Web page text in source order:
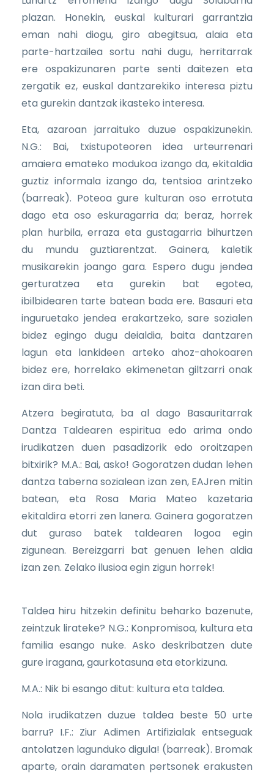
plazan. Honekin, euskal kulturari garrantzia
eman nahi diogu, giro abegitsua, alaia eta
parte-hartzailea sortu nahi dugu, herritarrak
ere ospakizunaren parte senti daitezen eta
zergatik ez, euskal dantzarekiko interesa piztu
eta gurekin dantzak ikasteko interesa.
Eta, azaroan jarraituko duzue ospakizunekin.
N.G.: Bai, txistupoteoren idea urteurrenari
amaiera emateko modukoa izango da, ekitaldia
guztiz informala izango da, tentsioa arintzeko
(barreak). Poteoa gure kulturan oso errotuta
dago eta oso eskuragarria da; beraz, horrek
plan hurbila, erraza eta gustagarria bihurtzen
du mundu guztiarentzat. Gainera, kaletik
musikarekin joango gara. Espero dugu jendea
gerturatzea eta gurekin bat egotea,
ibilbidearen tarte batean bada ere. Basauri eta
inguruetako jendea erakartzeko, sare sozialen
bidez egingo dugu deialdia, baita dantzaren
lagun eta lankideen arteko ahoz-ahokoaren
bidez ere, horrelako ekimenetan giltzarri onak
izan dira beti.
Atzera begiratuta, ba al dago Basauritarrak
Dantza Taldearen espiritua edo arima ondo
irudikatzen duen pasadizorik edo oroitzapen
bitxirik? M.A.: Bai, asko! Gogoratzen dudan lehen
dantza taberna sozialean izan zen, EAJren mitin
batean, eta Rosa Maria Mateo kazetaria
ekitaldira etorri zen lanera. Gainera gogoratzen
dut guraso batek taldearen logoa egin
zigunean. Bereizgarri bat genuen lehen aldia
izan zen. Zelako ilusioa egin zigun horrek!
Taldea hiru hitzekin definitu beharko bazenute,
zeintzuk lirateke? N.G.: Konpromisoa, kultura eta
familia esango nuke. Asko deskribatzen dute
gure iragana, gaurkotasuna eta etorkizuna.
M.A.: Nik bi esango ditut: kultura eta taldea.
Nola irudikatzen duzue taldea beste 50 urte
barru? I.F.: Ziur Adimen Artifizialak entseguak
antolatzen lagunduko digula! (barreak). Bromak
aparte, orain daramaten pertsonek erakusten